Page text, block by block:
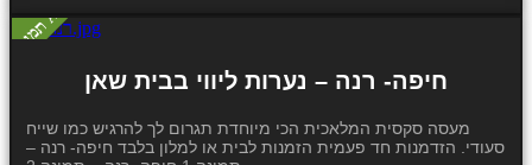
חיפה- רנה – נערות ליווי בבית שאן
מעסה סקסית המלאכית הכי מיוחדת תגרום לך להרגיש כמו שייח
סעודי. הזדמנות חד פעמית הזמנות לבית או למלון בלבד חיפה- רנה –